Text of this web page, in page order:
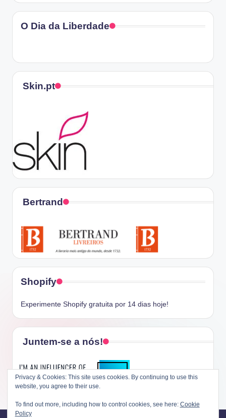
O Dia da Liberdade
Skin.pt
Bertrand
Shopify
Experimente Shopify gratuita por 14 dias hoje!
Juntem-se a nós!
Privacy & Cookies: This site uses cookies. By continuing to use this
website, you agree to their use.
To find out more, including how to control cookies, see here: Cookie
Policy